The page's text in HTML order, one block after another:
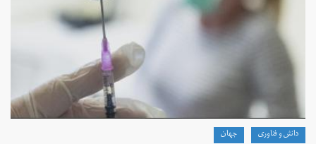
دانش و فناوری جهان